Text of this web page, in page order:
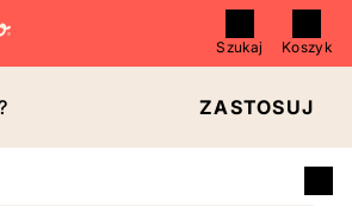
Szukaj Koszyk
ZASTOSUJ